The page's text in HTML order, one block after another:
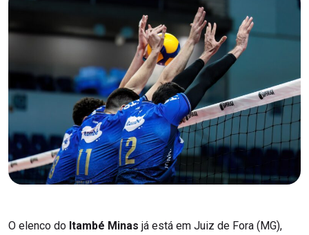
O elenco do Itambé Minas já está em Juiz de Fora (MG),